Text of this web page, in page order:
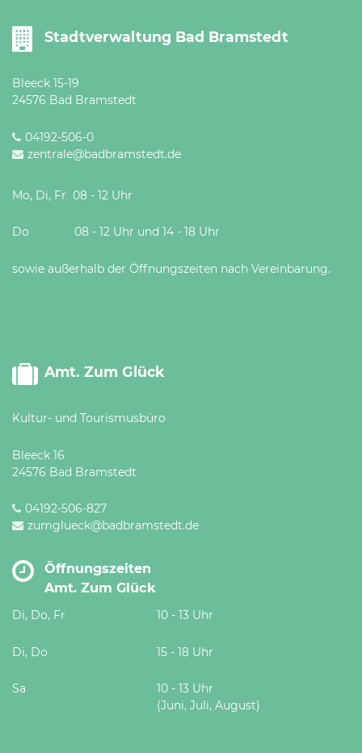
nach
Vereinbarung.
Stadtverwaltung Bad Bramstedt
Bleeck 15-19
24576 Bad Bramstedt
04192-506-0
zentrale@badbramstedt.de
Mo, Di, Fr 08 - 12 Uhr
Do 08 - 12 Uhr und 14 - 18 Uhr
sowie außerhalb der Öffnungszeiten nach Vereinbarung.
Amt. Zum Glück
Kultur- und Tourismusbüro
Bleeck 16
24576 Bad Bramstedt
04192-506-827
zumglueck@badbramstedt.de
Öffnungszeiten
Amt. Zum Glück
Di, Do, Fr 10 - 13 Uhr
Di, Do 15 - 18 Uhr
Sa
10 - 13 Uhr
(Juni, Juli, August)